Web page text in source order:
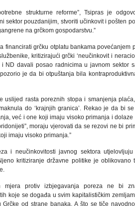
strukturne reforme”, Tsipras je
sektor pouzdanijim, stvoriti učinkovit i pošten
na grčkom gospodarstvu.”
financirati grčku otplatu bankama povećanjem
kritizirajući grčki ‘neučinkovit i
ND davali posao radnicima u javnom sektor
je da bi otpuštanja bila
uslijed rasta poreznih stopa i smanjenja
do ‘krajnjih granica’. Rekao je da bi
već i one koji imaju visoko primanja i dolaze
moraju vjerovati da se rezovi ne bi
imaju visoko primanja.”
i neučinkovitosti javnog sektora
kritiziranje državne politike je
mjera protiv izbjegavanja poreza ne bi
koje se događa u svim kapitalističkim
od strane banaka. A što se tiče